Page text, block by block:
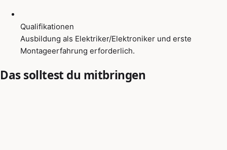
Qualifikationen
Ausbildung als Elektriker/Elektroniker und erste
Montageerfahrung erforderlich.
Das solltest du mitbringen